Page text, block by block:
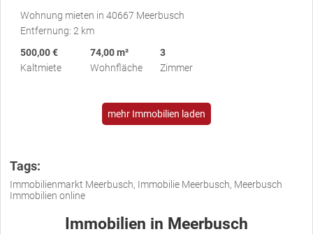
Wohnung mieten in 40667 Meerbusch
Entfernung: 2 km
500,00 €
Kaltmiete
74,00 m²
Wohnfläche
3
Zimmer
mehr Immobilien laden
Tags:
Immobilienmarkt Meerbusch, Immobilie Meerbusch, Meerbusch
Immobilien online
Immobilien in Meerbusch